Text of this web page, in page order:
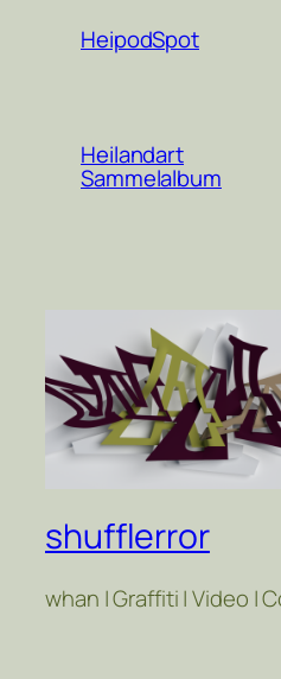
HeipodSpot
Heilandart
Sammelalbum
shufflerror
whan | Graffiti | Video |